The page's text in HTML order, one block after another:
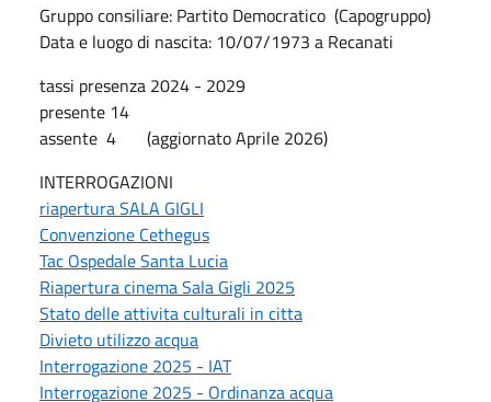
Gruppo consiliare: Partito Democratico (Capogruppo)
Data e luogo di nascita: 10/07/1973 a Recanati
tassi presenza 2024 - 2029
presente 14
assente 4 (aggiornato Aprile 2026)
INTERROGAZIONI
riapertura SALA GIGLI
Convenzione Cethegus
Tac Ospedale Santa Lucia
Riapertura cinema Sala Gigli 2025
Stato delle attivita culturali in citta
Divieto utilizzo acqua
Interrogazione 2025 - IAT
Interrogazione 2025 - Ordinanza acqua